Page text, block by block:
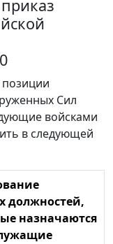
позиции
Сил
войсками
в следующей
должностей,
назначаются